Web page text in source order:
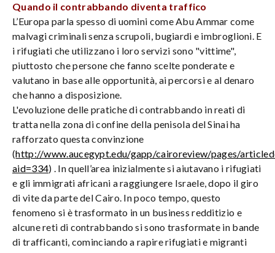
Quando il contrabbando diventa traffico
L’Europa parla spesso di uomini come Abu Ammar come
malvagi criminali senza scrupoli, bugiardi e imbroglioni. E
i rifugiati che utilizzano i loro servizi sono "vittime",
piuttosto che persone che fanno scelte ponderate e
valutano in base alle opportunità, ai percorsi e al denaro
che hanno a disposizione.
L'evoluzione delle pratiche di contrabbando in reati di
tratta nella zona di confine della penisola del Sinai ha
rafforzato questa convinzione
(http://www.aucegypt.edu/gapp/cairoreview/pages/
aid=334) . In quell’area inizialmente si aiutavano i rifugiati
e gli immigrati africani a raggiungere Israele, dopo il giro
di vite da parte del Cairo. In poco tempo, questo
fenomeno si è trasformato in un business redditizio e
alcune reti di contrabbando si sono trasformate in bande
di trafficanti, cominciando a rapire rifugiati e migranti